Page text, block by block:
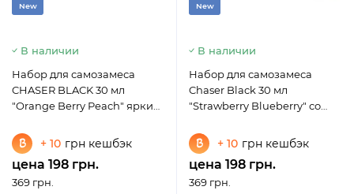
New
В наличии
Набор для самозамеса
CHASER BLACK 30 мл
"Orange Berry Peach" яркий
персика
+ 10 грн кешбэк
цена 198 грн.
369 грн.
New
В наличии
Набор для самозамеса
Chaser Black 30 мл
"Strawberry Blueberry" со
+ 10 грн кешбэк
цена 198 грн.
369 грн.